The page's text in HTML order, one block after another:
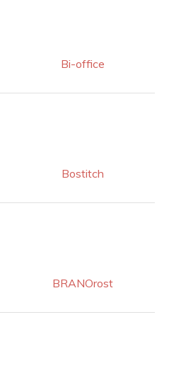
Bi-office
Bostitch
BRANOrost